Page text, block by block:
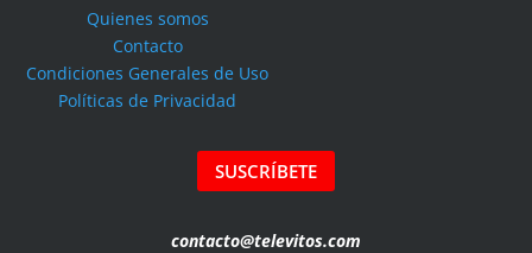
Quienes somos
Contacto
Condiciones Generales de Uso
Políticas de Privacidad
SUSCRÍBETE
contacto@televitos.com